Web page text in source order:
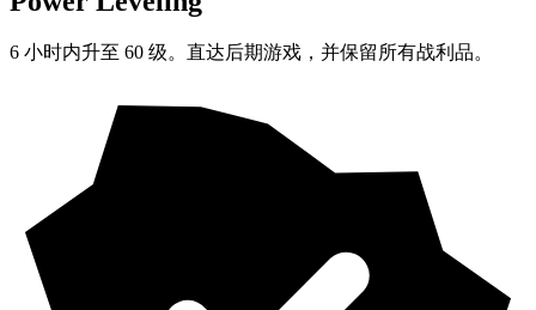
6 小时内升至 60 级。直达后期游戏，并保留所有战利品。